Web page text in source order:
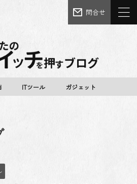
問合せ
ITツール ガジェット